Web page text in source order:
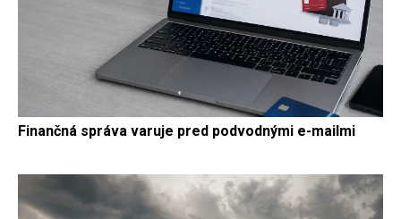
Finančná správa varuje pred podvodnými e-mailmi